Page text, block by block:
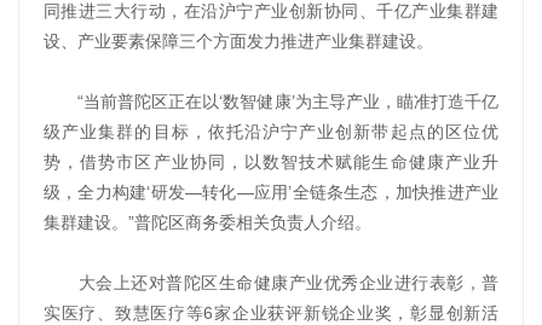
同推进三大行动，在沿沪宁产业创新协同、千亿产业集群建
设、产业要素保障三个方面发力推进产业集群建设。
“当前普陀区正在以‘数智健康’为主导产业，瞄准打造千亿
级产业集群的目标，依托沿沪宁产业创新带起点的区位优
势，借势市区产业协同，以数智技术赋能生命健康产业升
级，全力构建‘研发—转化—应用’全链条生态，加快推进产业
集群建设。”普陀区商务委相关负责人介绍。
大会上还对普陀区生命健康产业优秀企业进行表彰，普
实医疗、致慧医疗等6家企业获评新锐企业奖，彰显创新活